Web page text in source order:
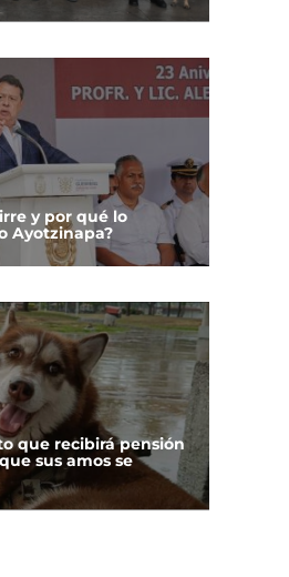
y por qué lo
Ayotzinapa?
que recibirá pensión
sus amos se